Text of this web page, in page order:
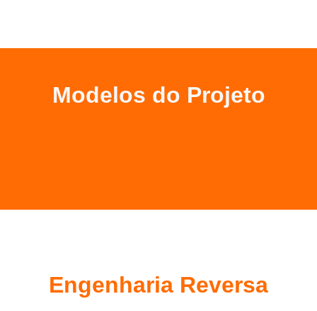
Modelos do Projeto
Engenharia Reversa